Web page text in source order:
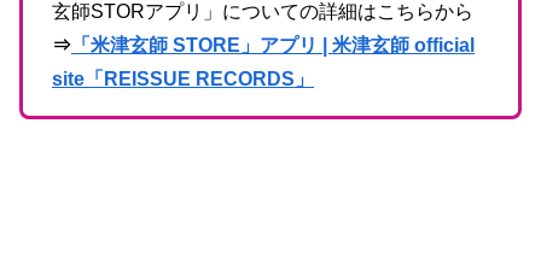
玄師STORアプリ」についての詳細はこちらから
⇒ 「米津玄師 STORE」アプリ | 米津玄師 official
site「REISSUE RECORDS」